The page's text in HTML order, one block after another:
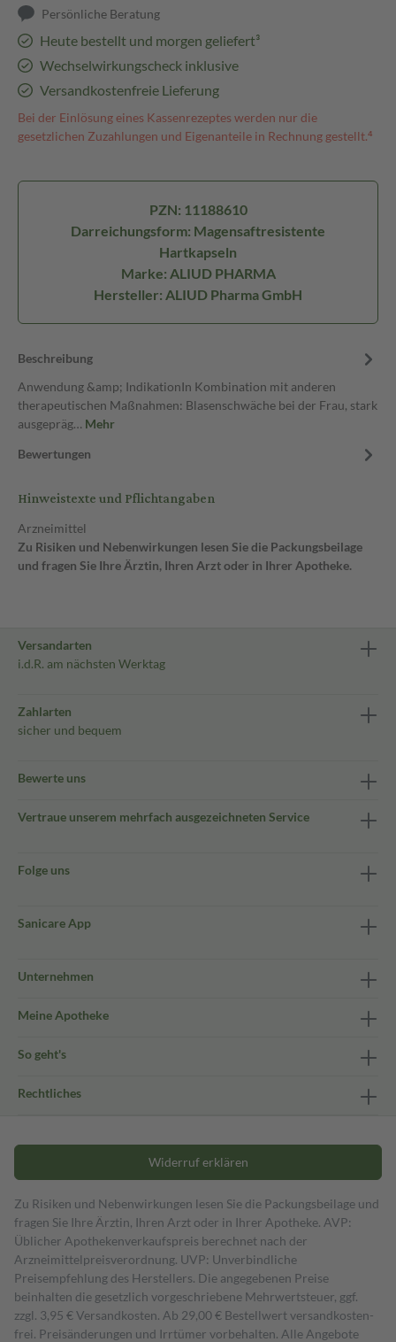
Persönliche Beratung
Heute bestellt und morgen geliefert³
Wechselwirkungscheck inklusive
Versandkostenfreie Lieferung
Bei der Einlösung eines Kassenrezeptes werden nur die
gesetzlichen Zuzahlungen und Eigenanteile in Rechnung gestellt.⁴
PZN: 11188610
Darreichungsform: Magensaftresistente
Hartkapseln
Marke: ALIUD PHARMA
Hersteller: ALIUD Pharma GmbH
Beschreibung
Anwendung &amp; IndikationIn Kombination mit anderen
therapeutischen Maßnahmen: Blasenschwäche bei der Frau, stark
ausgepräg… Mehr
Bewertungen
Hinweistexte und Pflichtangaben
Arzneimittel
Zu Risiken und Nebenwirkungen lesen Sie die Packungsbeilage
und fragen Sie Ihre Ärztin, Ihren Arzt oder in Ihrer Apotheke.
Versandarten
i.d.R. am nächsten Werktag
Zahlarten
sicher und bequem
Bewerte uns
Vertraue unserem mehrfach ausgezeichneten Service
Folge uns
Sanicare App
Unternehmen
Meine Apotheke
So geht's
Rechtliches
Widerruf erklären
Zu Risiken und Nebenwirkungen lesen Sie die Packungsbeilage und
fragen Sie Ihre Ärztin, Ihren Arzt oder in Ihrer Apotheke. AVP:
Üblicher Apothekenverkaufspreis berechnet nach der
Arzneimittelpreisverordnung. UVP: Unverbindliche
Preisempfehlung des Herstellers. Die angegebenen Preise
beinhalten die gesetzlich vorgeschriebene Mehrwertsteuer, ggf.
zzgl. 3,95 € Versandkosten. Ab 29,00 € Bestell­wert versand­kosten­
frei. Preisänderungen und Irrtümer vorbehalten. Alle Angebote